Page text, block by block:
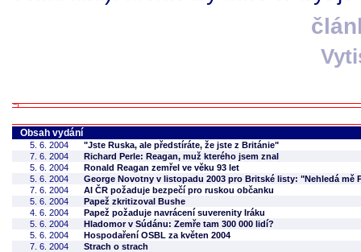
Obsah vydání
5. 6. 2004
"Jste Ruska, ale předstíráte, že jste z Británie"
7. 6. 2004
Richard Perle: Reagan, muž kterého jsem znal
5. 6. 2004
Ronald Reagan zemřel ve věku 93 let
5. 6. 2004
George Novotny v listopadu 2003 pro Britské listy: "Nehledá mě
7. 6. 2004
AI ČR požaduje bezpečí pro ruskou občanku
5. 6. 2004
Papež zkritizoval Bushe
4. 6. 2004
Papež požaduje navrácení suverenity Iráku
5. 6. 2004
Hladomor v Súdánu: Zemře tam 300 000 lidí?
5. 6. 2004
Hospodaření OSBL za květen 2004
7. 6. 2004
Strach o strach